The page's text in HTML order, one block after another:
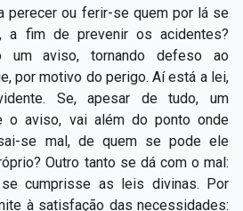
perecer ou ferir-se quem por lá se
a fim de prevenir os acidentes?
um aviso, tornando defeso ao
por motivo do perigo. Aí está a lei,
Se, apesar de tudo, um
o aviso, vai além do ponto onde
se mal, de quem se pode ele
Outro tanto se dá com o mal:
cumprisse as leis divinas. Por
à satisfação das necessidades: